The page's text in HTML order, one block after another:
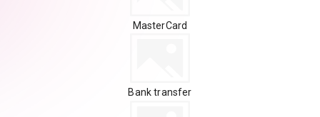
MasterCard
Bank transfer